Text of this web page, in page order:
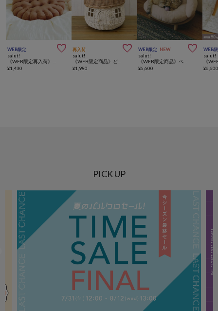
WEB限定 
salut!
¥1,430
再入荷 
salut!
¥1,980
WEB限定 NEW 
salut!
《WEB限定商品》ペットソファ／猫と暮らす
¥6,600
WEB
salut!
¥
PICK UP